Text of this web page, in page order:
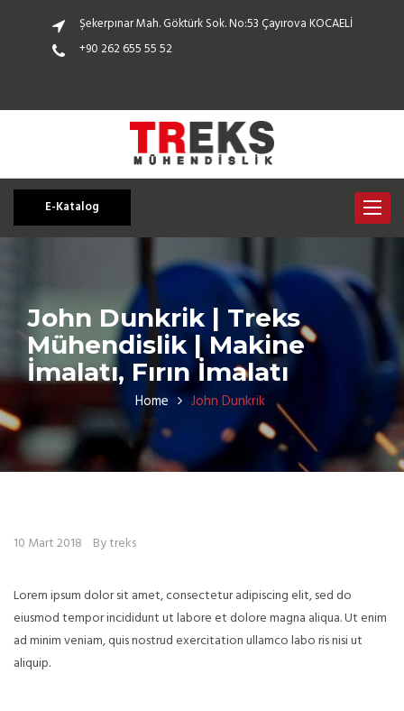
Şekerpınar Mah. Göktürk Sok. No:53 Çayırova KOCAELİ
+90 262 655 55 52
Toggle
E-Katalog
John Dunkrik | Treks
Mühendislik | Makine
İmalatı, Fırın İmalatı
Home John Dunkrik
10 Mart 2018 By treks
Lorem ipsum dolor sit amet, consectetur adipiscing elit, sed do
eiusmod tempor incididunt ut labore et dolore magna aliqua. Ut enim
ad minim veniam, quis nostrud exercitation ullamco labo ris nisi ut
aliquip.